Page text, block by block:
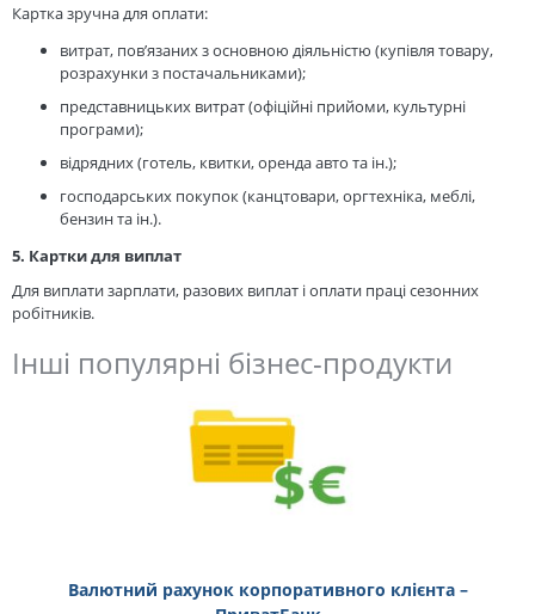
Картка зручна для оплати:
витрат, пов’язаних з основною діяльністю (купівля товару,
розрахунки з постачальниками);
представницьких витрат (офіційні прийоми, культурні
програми);
відрядних (готель, квитки, оренда авто та ін.);
господарських покупок (канцтовари, оргтехніка, меблі,
бензин та ін.).
5. Картки для виплат
Для виплати зарплати, разових виплат і оплати праці сезонних
робітників.
Інші популярні бізнес-продукти
Валютний рахунок корпоративного клієнта –